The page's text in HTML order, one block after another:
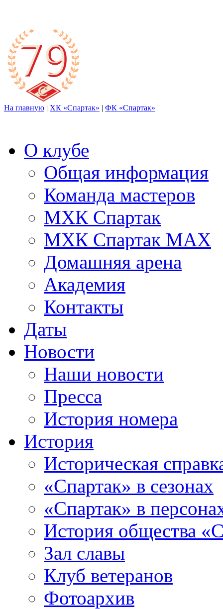
На главную | ХК «Спартак» | ФК «Спартак»
О клубе
Общая информация
Команда мастеров
МХК Спартак
МХК Спартак МАХ
Домашняя арена
Академия
Контакты
Даты
Новости
Наши новости
Пресса
История номера
История
Историческая
«Спартак» в сезонах
«Спартак» в
История общества
Зал славы
Клуб ветеранов
Фотоархив